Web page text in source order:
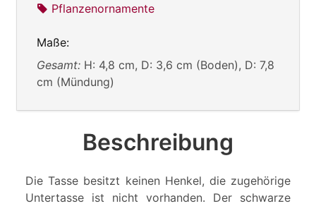
Pflanzenornamente
Maße:
Gesamt: H: 4,8 cm, D: 3,6 cm (Boden), D: 7,8
cm (Mündung)
Beschreibung
Die Tasse besitzt keinen Henkel, die zugehörige
Untertasse ist nicht vorhanden. Der schwarze